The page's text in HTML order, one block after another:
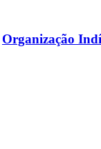
Organização